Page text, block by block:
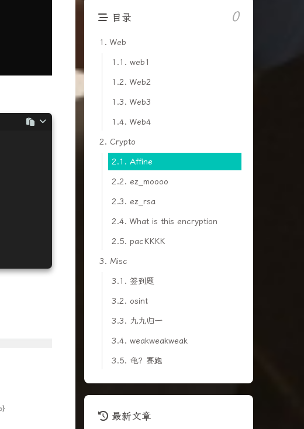
目录 0
1. Web
1.1. web1
1.2. Web2
1.3. Web3
1.4. Web4
2. Crypto
2.1. Affine
2.2. ez_moooo
2.3. ez_rsa
2.4. What is this encryption
2.5. pacKKKK
3. Misc
3.1. 签到题
3.2. osint
3.3. 九九归一
3.4. weakweakweak
3.5. 龟？赛跑
最新文章